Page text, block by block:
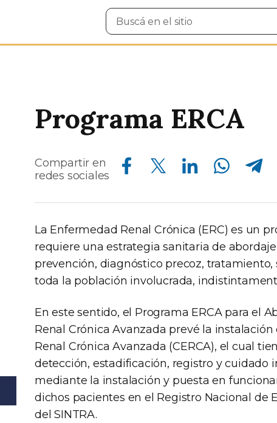
Buscar
en
Programa ERCA
Compartir en
redes sociales
Compartir en Facebook Compartir en Twitter Compartir en Linkedin Compartir en Whatsapp Compartir en Telegram
La Enfermedad Renal Crónica (ERC) es un
requiere una estrategia sanitaria de
prevención, diagnóstico precoz,
toda la población involucrada,
En este sentido, el Programa ERCA para el
Renal Crónica Avanzada prevé la
Renal Crónica Avanzada (CERCA), el cual
detección, estadificación, registro y cuidado
mediante la instalación y puesta en
dichos pacientes en el Registro Nacional de
del SINTRA.